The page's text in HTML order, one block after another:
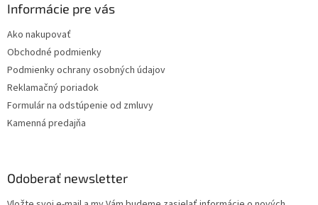
Informácie pre vás
Ako nakupovať
Obchodné podmienky
Podmienky ochrany osobných údajov
Reklamačný poriadok
Formulár na odstúpenie od zmluvy
Kamenná predajňa
Odoberať newsletter